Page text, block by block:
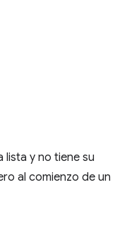
lista y no tiene su
al comienzo de un